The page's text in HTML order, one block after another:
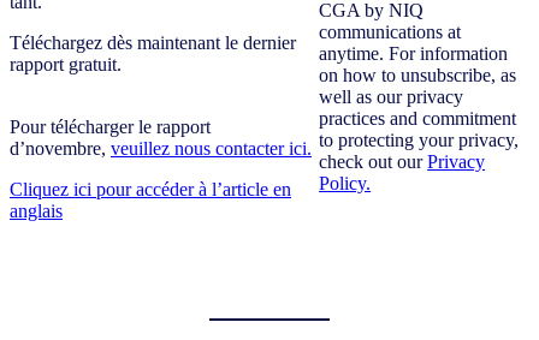
Téléchargez dès maintenant le dernier
rapport gratuit.
Pour télécharger le rapport
d’novembre, veuillez nous contacter ici.
Cliquez ici pour accéder à l’article en
anglais
CGA by NIQ
communications at
anytime. For information
on how to unsubscribe, as
well as our privacy
practices and commitment
to protecting your privacy,
check out ourPrivacy
Policy.